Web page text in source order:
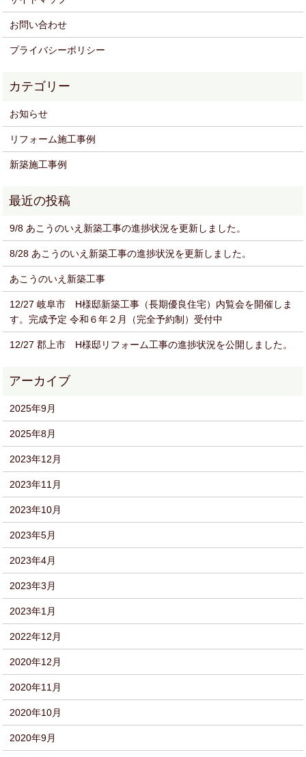
お問い合わせ
プライバシーポリシー
お知らせ
リフォーム施工事例
新築施工事例
9/8 あこうのいえ新築工事の進捗状況を更新しました。
8/28 あこうのいえ新築工事の進捗状況を更新しました。
あこうのいえ新築工事
12/27 岐阜市 H様邸新築工事（長期優良住宅）内覧会を開催しま
す。完成予定 令和６年２月（完全予約制）受付中
12/27 郡上市 H様邸リフォーム工事の進捗状況を公開しました。
2025年9月
2025年8月
2023年12月
2023年11月
2023年10月
2023年5月
2023年4月
2023年3月
2023年1月
2022年12月
2020年12月
2020年11月
2020年10月
2020年9月